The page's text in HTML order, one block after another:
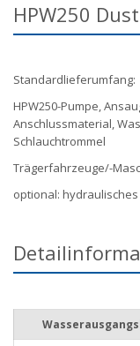
HPW250
Standardlieferumfang:
HPW250-Pumpe,
Anschlussmaterial,
Schlauchtrommel
Trägerfahrzeuge/-
optional: